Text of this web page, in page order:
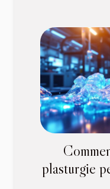
plasturgie